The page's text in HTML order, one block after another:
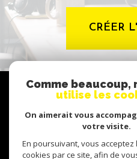
CRÉER
Comme beaucoup,
utilise les
On aimerait vous
votre visite.
En poursuivant, vous
cookies par ce site, afin de